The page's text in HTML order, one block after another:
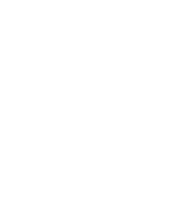
gourmandises contre des aliments
D'abord pour alléger votre ration
pour être dégradées et assimilées
sont nécessaires à leur